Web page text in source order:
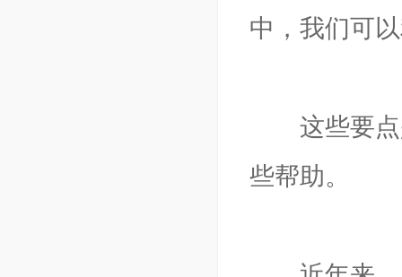
中，我们可
这些要点
些帮助。